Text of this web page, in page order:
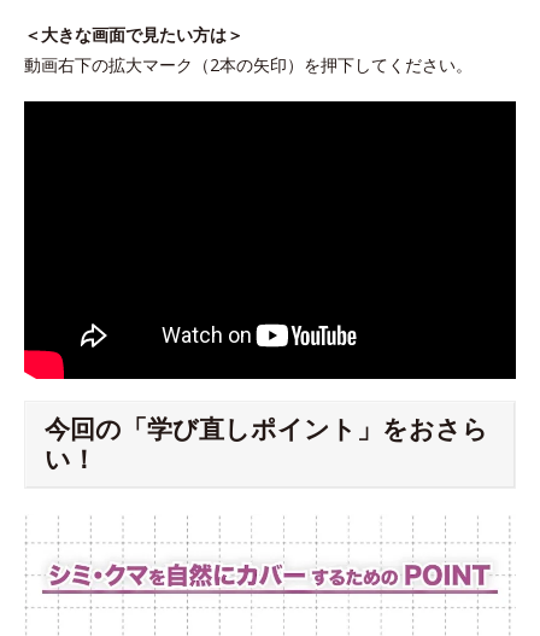
＜大きな画面で見たい方は＞
動画右下の拡大マーク（2本の矢印）を押下してください。
今回の「学び直しポイント」をおさら
い！